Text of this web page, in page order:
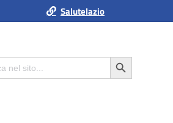
Salutelazio
Search Button